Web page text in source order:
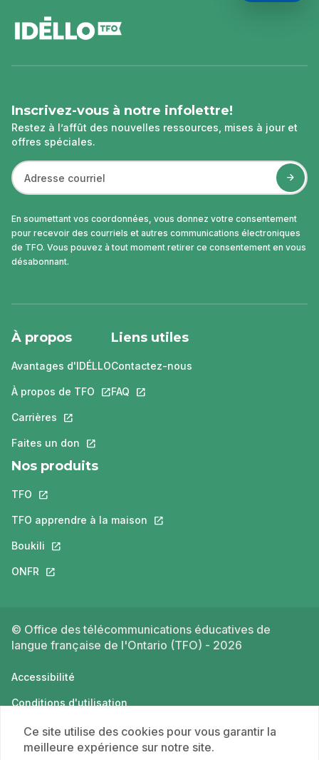
de
page
Inscrivez-vous à notre infolettre!
Restez à l’affût des nouvelles ressources, mises à jour et
offres spéciales.
En soumettant vos coordonnées, vous donnez votre consentement
pour recevoir des courriels et autres communications électroniques
de TFO. Vous pouvez à tout moment retirer ce consentement en vous
désabonnant.
À propos
Avantages d'IDÉLLO
À propos de TFO Ce lien s'ouvrira dans un nouvel onglet.
Carrières Ce lien s'ouvrira dans un nouvel onglet.
Faites un don Ce lien s'ouvrira dans un nouvel onglet.
Liens utiles
Contactez-nous
FAQ Ce lien s'ouvrira dans un nouvel
Nos produits
TFO Ce lien s'ouvrira dans un nouvel onglet.
TFO apprendre à la maison Ce lien s'ouvrira dans un nouvel
Boukili Ce lien s'ouvrira dans un nouvel onglet.
ONFR Ce lien s'ouvrira dans un nouvel onglet.
© Office des télécommunications éducatives de
langue française de l'Ontario (TFO) - 2026
Accessibilité
Conditions d'utilisation
Politique de confidentialité
Ce site utilise des cookies pour vous garantir la
meilleure expérience sur notre site.